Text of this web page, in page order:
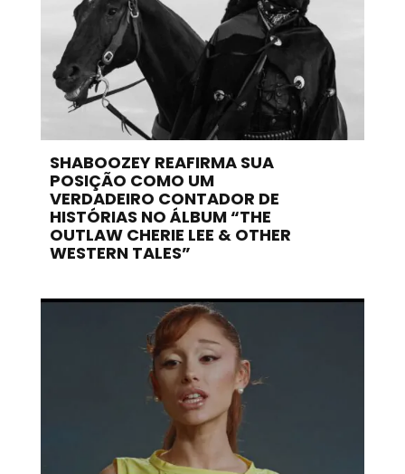
SHABOOZEY REAFIRMA SUA
POSIÇÃO COMO UM
VERDADEIRO CONTADOR DE
HISTÓRIAS NO ÁLBUM “THE
OUTLAW CHERIE LEE & OTHER
WESTERN TALES”